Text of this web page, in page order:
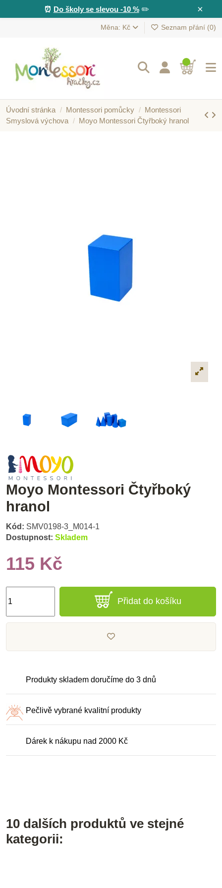
×
⏰ Do školy se slevou -10 %✏️
Měna: Kč Seznam přání (0)
Úvodní stránka Montessori pomůcky
Montessori
Smyslová výchova
Moyo Montessori Čtyřboký hranol
Moyo Montessori Čtyřboký
hranol
Kód: SMV0198-3_M014-1
Dostupnost: Skladem
115 Kč
Přidat do košíku
Produkty skladem doručíme do 3 dnů
Pečlivě vybrané kvalitní produkty
Dárek k nákupu nad 2000 Kč
10 dalších produktů ve stejné
kategorii: